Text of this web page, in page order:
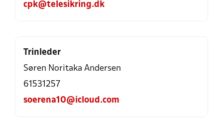
cpk@telesikring.dk
Trinleder
Søren Noritaka Andersen
61531257
soerena10@icloud.com